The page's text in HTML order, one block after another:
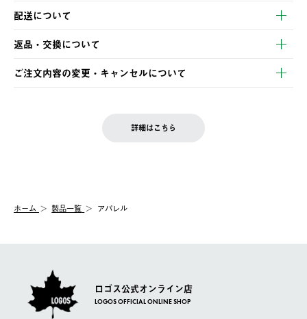
以下のいずれかの方法でお支払いいただけます。
・クレジットカード決済
・コンビニ決済
・Pay-easy決済
配送について
【発送スケジュール】
ご注文・ご入金完了より2営業日以内に商品を発送いたします。
土日祝の発送はございませんので、木曜日以降のご注文は週明け
の発送となる場合がございます。
【配送業者】
佐川急便にて配送されます。
返品・交換について
※お客様都合の場合
お客様都合の返品にかかる送料は、お客様ご負担とさせていただ
む）は受け付けておりません。
一度お手元の商品を返品いただき、ご希望商品を再注文してくだ
ご注文内容の変更・キャンセルについて
LOGOS FAMILY会員の方は、会員マイページ内 購入履歴画面に
詳細はこちら
ホーム 製品一覧 アパレル
ロゴス公式オンライン店
LOGOS OFFICIAL ONLINE SHOP